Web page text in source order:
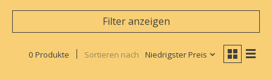
Filter anzeigen
0 Produkte Sortieren nach Niedrigster Preis